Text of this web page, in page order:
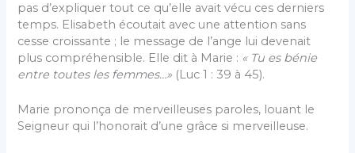
pas d’expliquer tout ce qu’elle avait vécu ces derniers
temps. Elisabeth écoutait avec une attention sans
cesse croissante ; le message de l’ange lui devenait
plus compréhensible. Elle dit à Marie : « Tu es bénie
entre toutes les femmes…» (Luc 1 : 39 à 45).
Marie prononça de merveilleuses paroles, louant le
Seigneur qui l’honorait d’une grâce si merveilleuse.